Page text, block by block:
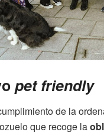
pet friendly
de la
que recoge la